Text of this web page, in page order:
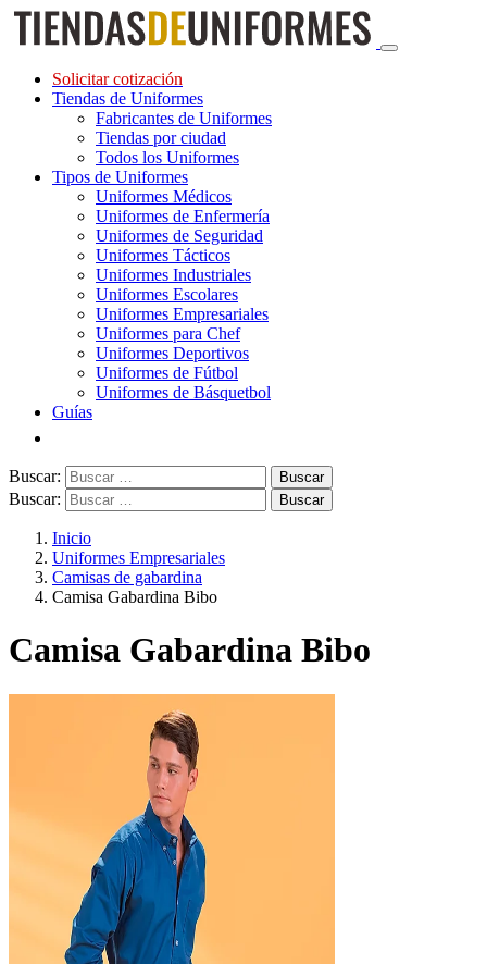
Solicitar cotización
Tiendas de Uniformes
Fabricantes de Uniformes
Tiendas por ciudad
Todos los Uniformes
Tipos de Uniformes
Uniformes Médicos
Uniformes de Enfermería
Uniformes de Seguridad
Uniformes Tácticos
Uniformes Industriales
Uniformes Escolares
Uniformes Empresariales
Uniformes para Chef
Uniformes Deportivos
Uniformes de Fútbol
Uniformes de Básquetbol
Guías
Buscar:
Buscar:
Inicio
Uniformes Empresariales
Camisas de gabardina
Camisa Gabardina Bibo
Camisa Gabardina Bibo